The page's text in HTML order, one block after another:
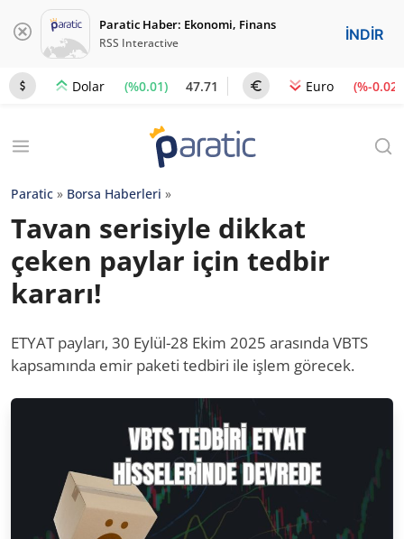
Paratic Haber: Ekonomi, Finans
RSS Interactive İNDİR
Dolar (%0.01) 47.71 Euro (%-0.02)
Paratic » Borsa Haberleri »
Tavan serisiyle dikkat
çeken paylar için tedbir
kararı!
ETYAT payları, 30 Eylül-28 Ekim 2025 arasında VBTS
kapsamında emir paketi tedbiri ile işlem görecek.